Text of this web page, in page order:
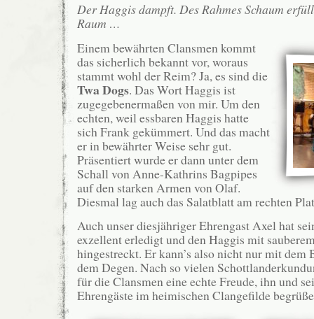
Der Haggis dampft. Des Rahmes Schaum
Raum …
Einem bewährten Clansmen kommt
das sicherlich bekannt vor, woraus
stammt wohl der Reim? Ja, es sind die
Twa Dogs. Das Wort Haggis ist
zugegebenermaßen von mir. Um den
echten, weil essbaren Haggis hatte
sich Frank gekümmert. Und das macht
er in bewährter Weise sehr gut.
Präsentiert wurde er dann unter dem
Schall von Anne-Kathrins Bagpipes
auf den starken Armen von Olaf.
Diesmal lag auch das Salatblatt am rechten
Auch unser diesjähriger Ehrengast Axel hat
exzellent erledigt und den Haggis mit
hingestreckt. Er kann’s also nicht nur mit dem
dem Degen. Nach so vielen
für die Clansmen eine echte Freude, ihn und
Ehrengäste im heimischen Clangefilde